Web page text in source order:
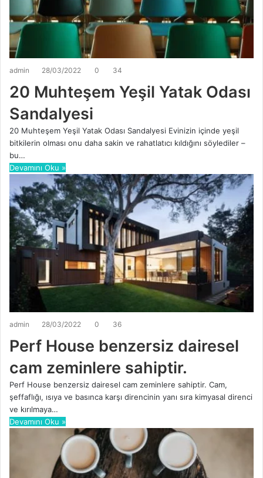
admin 28/03/2022 0 34
20 Muhteşem Yeşil Yatak Odası
Sandalyesi
20 Muhteşem Yeşil Yatak Odası Sandalyesi Evinizin içinde yeşil
bitkilerin olması onu daha sakin ve rahatlatıcı kıldığını söylediler –
bu…
Devamını Oku »
admin 28/03/2022 0 36
Perf House benzersiz dairesel
cam zeminlere sahiptir.
Perf House benzersiz dairesel cam zeminlere sahiptir. Cam,
şeffaflığı, ısıya ve basınca karşı direncinin yanı sıra kimyasal direnci
ve kırılmaya…
Devamını Oku »